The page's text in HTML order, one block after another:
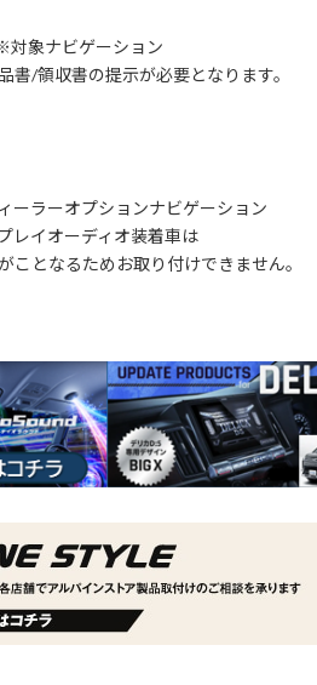
象ナビゲーション
書/領収書の提示が必要となります。
ーラーオプションナビゲーション
レイオーディオ装着車は
ことなるためお取り付けできません。